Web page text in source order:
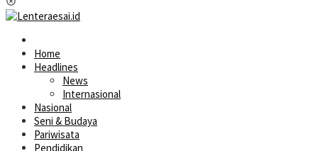
Home
Headlines
News
Internasional
Nasional
Seni & Budaya
Pariwisata
Pendidikan